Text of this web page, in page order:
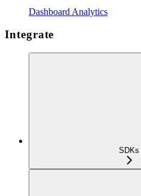
Dashboard Analytics
Integrate
SDKs